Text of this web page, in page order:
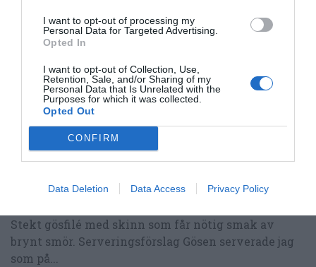
I want to opt-out of processing my
Personal Data for Targeted Advertising.
Opted In
I want to opt-out of Collection, Use,
Retention, Sale, and/or Sharing of my
Personal Data that Is Unrelated with the
Purposes for which it was collected.
Opted Out
CONFIRM
Data Deletion Data Access Privacy Policy
Stekt gösfilé med skinn som får nötig smak av
brynt smör. Serveringsförslag Gösen serverade jag
som på...